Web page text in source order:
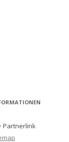
Partnerlink